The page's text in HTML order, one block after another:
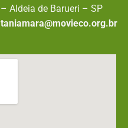
– Aldeia de Barueri – SP
taniamara@movieco.org.br